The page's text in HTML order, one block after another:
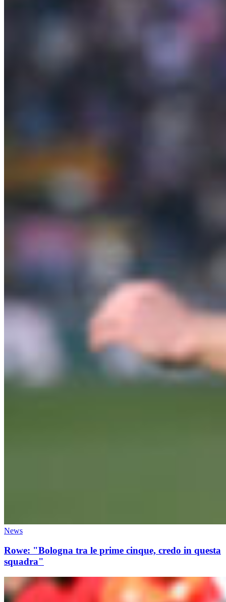
News
Rowe: "Bologna tra le prime cinque, credo in questa
squadra"